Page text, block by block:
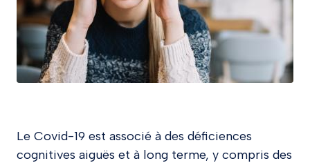
Le Covid-19 est associé à des déficiences
cognitives aiguës et à long terme, y compris des